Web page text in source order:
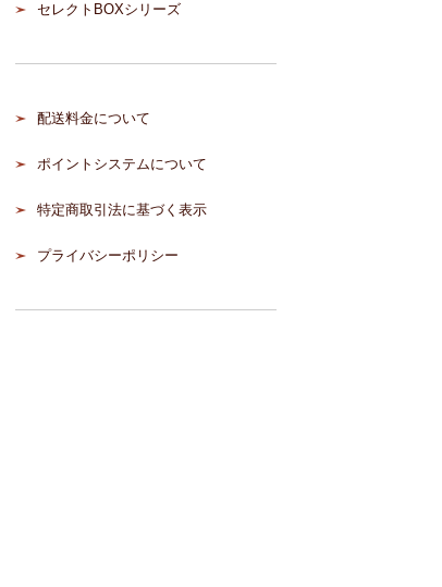
セレクトBOXシリーズ
配送料金について
ポイントシステムについて
特定商取引法に基づく表示
プライバシーポリシー